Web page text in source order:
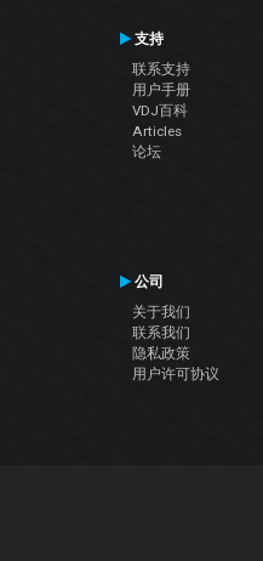
支持
联系支持
用户手册
VDJ百科
Articles
论坛
公司
关于我们
联系我们
隐私政策
用户许可协议